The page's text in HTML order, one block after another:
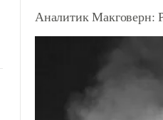
Аналитик Макговерн: